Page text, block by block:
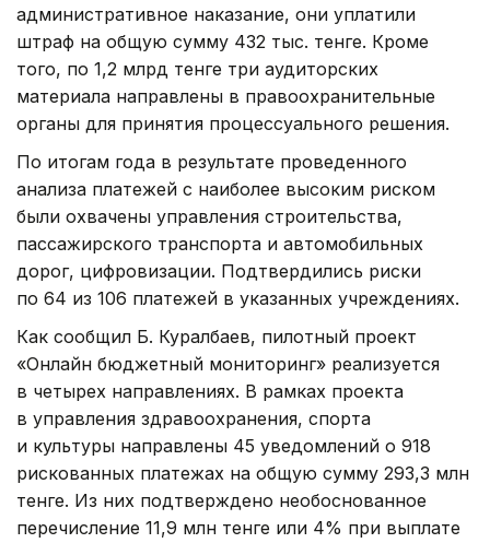
административное наказание, они уплатили
штраф на общую сумму 432 тыс. тенге. Кроме
того, по 1,2 млрд тенге три аудиторских
материала направлены в правоохранительные
органы для принятия процессуального решения.
По итогам года в результате проведенного
анализа платежей с наиболее высоким риском
были охвачены управления строительства,
пассажирского транспорта и автомобильных
дорог, цифровизации. Подтвердились риски
по 64 из 106 платежей в указанных учреждениях.
Как сообщил Б. Куралбаев, пилотный проект
«Онлайн бюджетный мониторинг» реализуется
в четырех направлениях. В рамках проекта
в управления здравоохранения, спорта
и культуры направлены 45 уведомлений о 918
рискованных платежах на общую сумму 293,3 млн
тенге. Из них подтверждено необоснованное
перечисление 11,9 млн тенге или 4% при выплате